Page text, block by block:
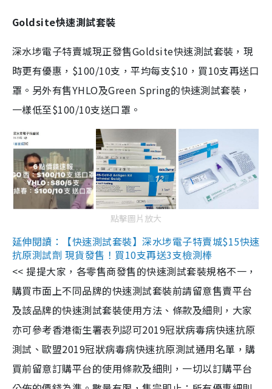
Goldsite快速測試套裝
深水埗電子特賣城現正發售Goldsite快速測試套裝，現
時更有優惠，$100/10支，平均每支$10，買10支再送口
罩。另外有售YHLO及Green Spring的快速測試套裝，
一樣低至$100/10支送口罩。
點擊圖片放大
延伸閱讀：【快速測試套裝】深水埗電子特賣城$15快速
抗原測試劑 現貨發售！買10支再送3支檢測棒
<< 提提大家，各零售商發售的快速測試套裝規格不一，
購買市面上不同品牌的快速測試套裝前請留意售賣平台
及該品牌的快速測試套裝使用方法、條款及細則，大家
亦可參考香港衞生署表列認可2019冠狀病毒病快速抗原
測試、歐盟2019冠狀病毒病快速抗原測試通用名單，購
買前留意訂購平台的使用條款及細則，一切以訂購平台